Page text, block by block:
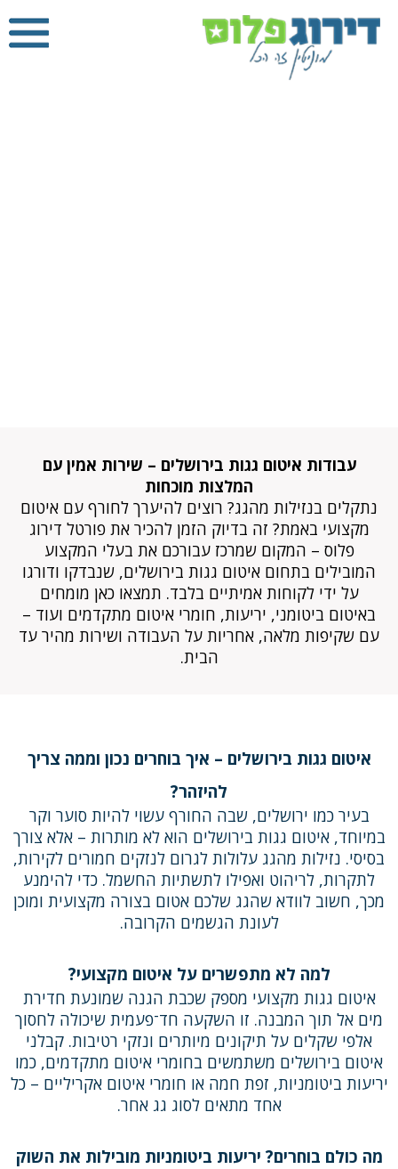
עבודות איטום גגות בירושלים – שירות אמין עם
המלצות מוכחות
נתקלים בנזילות מהגג? רוצים להיערך לחורף עם איטום
מקצועי באמת? זה בדיוק הזמן להכיר את פורטל דירוג
פלוס – המקום שמרכז עבורכם את בעלי המקצוע
המובילים בתחום איטום גגות בירושלים, שנבדקו ודורגו
על ידי לקוחות אמיתיים בלבד. תמצאו כאן מומחים
באיטום ביטומני, יריעות, חומרי איטום מתקדמים ועוד –
עם שקיפות מלאה, אחריות על העבודה ושירות מהיר עד
הבית.
איטום גגות בירושלים – איך בוחרים נכון וממה צריך
להיזהר?
בעיר כמו ירושלים, שבה החורף עשוי להיות סוער וקר
במיוחד, איטום גגות בירושלים הוא לא מותרות – אלא צורך
בסיסי. נזילות מהגג עלולות לגרום לנזקים חמורים לקירות,
לתקרות, לריהוט ואפילו לתשתיות החשמל. כדי להימנע
מכך, חשוב לוודא שהגג שלכם אטום בצורה מקצועית ומוכן
לעונת הגשמים הקרובה.
למה לא מתפשרים על איטום מקצועי?
איטום גגות מקצועי מספק שכבת הגנה שמונעת חדירת
מים אל תוך המבנה. זו השקעה חד־פעמית שיכולה לחסוך
אלפי שקלים על תיקונים מיותרים ונזקי רטיבות. קבלני
איטום בירושלים משתמשים בחומרי איטום מתקדמים, כמו
יריעות ביטומניות, זפת חמה או חומרי איטום אקריליים – כל
אחד מתאים לסוג גג אחר.
מה כולם בוחרים? יריעות ביטומניות מובילות את השוק